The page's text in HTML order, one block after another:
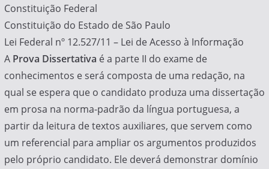
Constituição Federal
Constituição do Estado de São Paulo
Lei Federal nº 12.527/11 – Lei de Acesso à Informação
A Prova Dissertativa é a parte II do exame de
conhecimentos e será composta de uma redação, na
qual se espera que o candidato produza uma dissertação
em prosa na norma-padrão da língua portuguesa, a
partir da leitura de textos auxiliares, que servem como
um referencial para ampliar os argumentos produzidos
pelo próprio candidato. Ele deverá demonstrar domínio